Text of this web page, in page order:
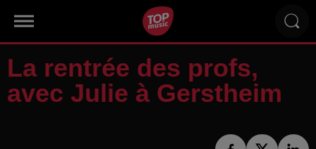
La rentrée des profs,
avec Julie à Gerstheim